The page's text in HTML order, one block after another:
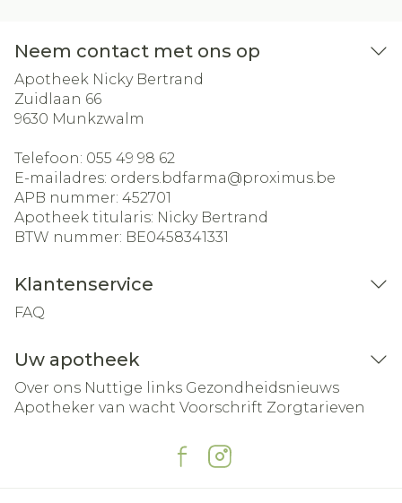
Neem contact met ons op
Apotheek Nicky Bertrand
Zuidlaan 66
9630 Munkzwalm
Telefoon: 055 49 98 62
E-mailadres: orders.bdfarma@proximus.be
APB nummer: 452701
Apotheek titularis: Nicky Bertrand
BTW nummer: BE0458341331
Klantenservice
FAQ
Uw apotheek
Over ons Nuttige links Gezondheidsnieuws
Apotheker van wacht Voorschrift Zorgtarieven